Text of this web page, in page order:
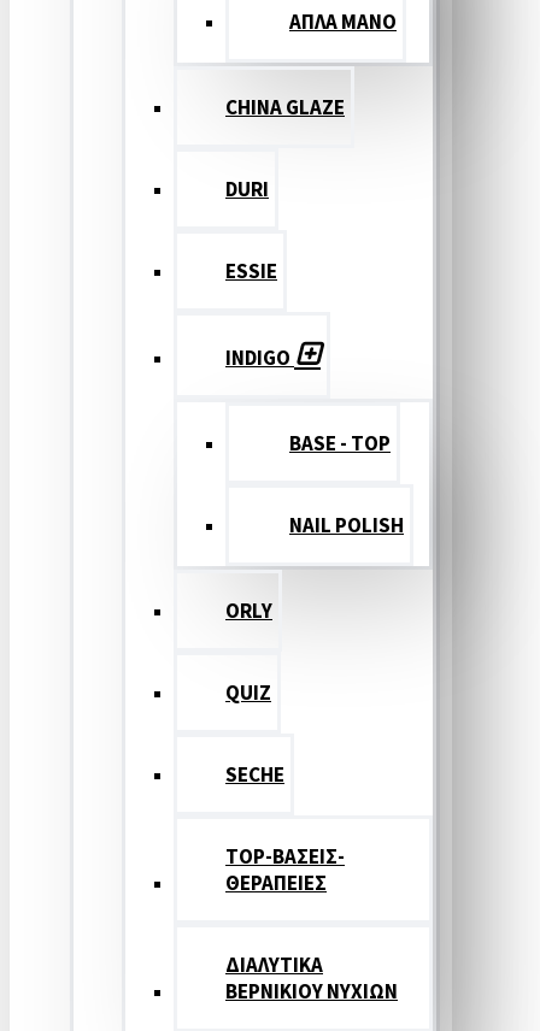
ΑΠΛΑ ΜΑΝΟ
CHINA GLAZE
DURI
ESSIE
INDIGO
BASE - TOP
NAIL POLISH
ORLY
QUIZ
SECHE
TOP-ΒΑΣΕΙΣ-
ΘΕΡΑΠΕΙΕΣ
ΔΙΑΛΥΤΙΚΑ
ΒΕΡΝΙΚΙΟΥ ΝΥΧΙΩΝ